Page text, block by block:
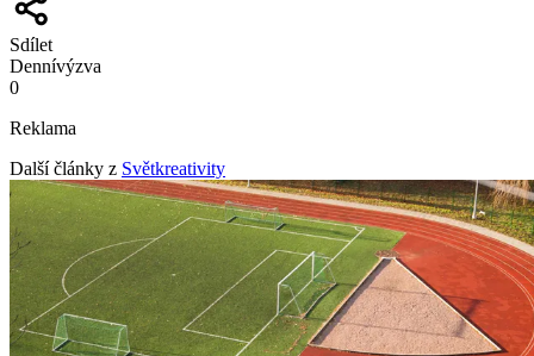
Sdílet
Dennívýzva
0
Reklama
Další články z Světkreativity